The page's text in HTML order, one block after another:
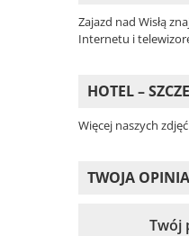
Zajazd nad Wisłą
Internetu i
HOTEL –
Więcej naszych
TWOJA OPINIA
Twój